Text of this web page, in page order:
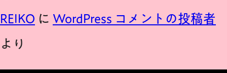
REIKO に WordPress コメントの投稿者
より